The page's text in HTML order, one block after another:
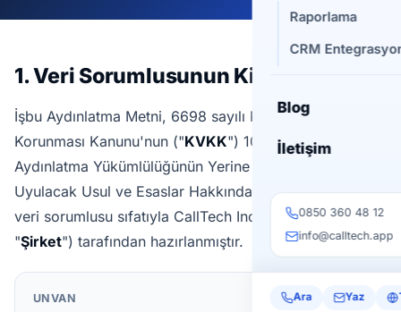
Raporlama
CRM
Blog
İletişim
0850 360 48 12
info@calltech.app
Ara Yaz
1. Veri Sorumlusunun Kimliği
İşbu Aydınlatma Metni, 6698 sayılı Kişisel Verilerin
Korunması Kanunu'nun ("KVKK") 10. maddesi ve
Aydınlatma Yükümlülüğünün Yerine Getirilmesinde
Uyulacak Usul ve Esaslar Hakkında Tebliğ uyarınca
veri sorumlusu sıfatıyla CallTech Inc. ("
CallTech",
"Şirket") tarafından hazırlanmıştır.
UNVAN